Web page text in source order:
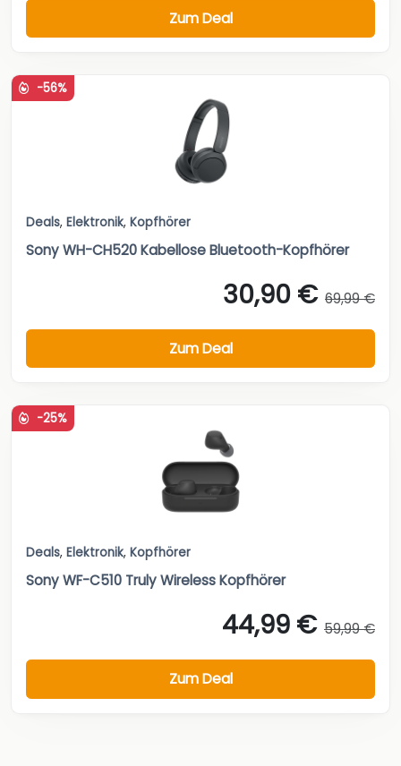
Zum Deal
-56%
Deals, Elektronik, Kopfhörer
Sony WH-CH520 Kabellose Bluetooth-Kopfhörer
30,90 € 69,99 €
Zum Deal
-25%
Deals, Elektronik, Kopfhörer
Sony WF-C510 Truly Wireless Kopfhörer
44,99 € 59,99 €
Zum Deal